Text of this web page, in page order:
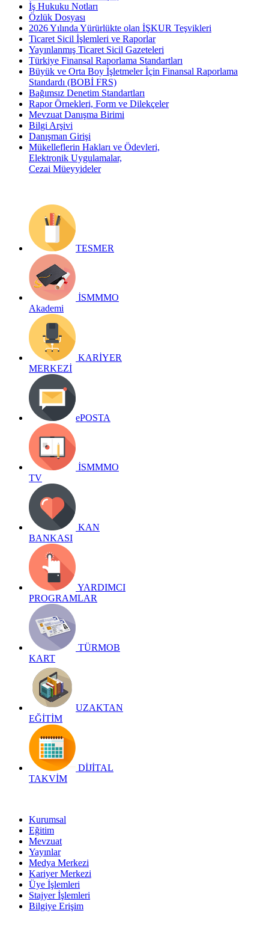
İş Hukuku Notları
Özlük Dosyası
2026 Yılında Yürürlükte olan İŞKUR Teşvikleri
Ticaret Sicil İşlemleri ve Raporlar
Yayınlanmış Ticaret Sicil Gazeteleri
Türkiye Finansal Raporlama Standartları
Büyük ve Orta Boy İşletmeler İçin Finansal Raporlama
Standardı (BOBİ FRS)
Bağımsız Denetim Standartları
Rapor Örnekleri, Form ve Dilekçeler
Mevzuat Danışma Birimi
Bilgi Arşivi
Danışman Girişi
Mükelleflerin Hakları ve Ödevleri,
Elektronik Uygulamalar,
Cezai Müeyyideler
TESMER
İSMMMO
Akademi
KARİYER
MERKEZİ
ePOSTA
İSMMMO
TV
KAN
BANKASI
YARDIMCI
PROGRAMLAR
TÜRMOB
KART
UZAKTAN
EĞİTİM
DİJİTAL
TAKVİM
Kurumsal
Eğitim
Mevzuat
Yayınlar
Medya Merkezi
Kariyer Merkezi
Üye İşlemleri
Stajyer İşlemleri
Bilgiye Erişim